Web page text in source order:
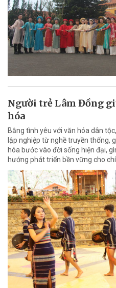
Người trẻ Lâm Đồng
hóa
Bằng tình yêu với văn hóa dân
lập nghiệp từ nghề truyền thống,
hóa bước vào đời sống hiện đại,
hướng phát triển bền vững cho